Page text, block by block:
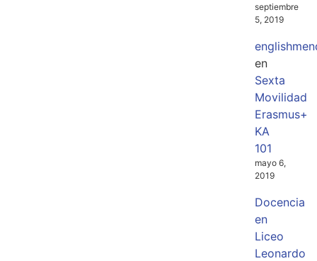
septiembre
5, 2019
en
Sexta
Movilidad
Erasmus+
KA
101
mayo 6,
2019
Docencia
en
Liceo
Leonardo